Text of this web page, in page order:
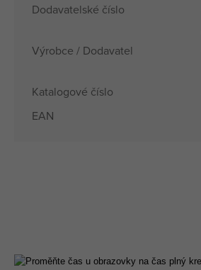
Dodavatelské číslo
Výrobce / Dodavatel
Katalogové číslo
EAN